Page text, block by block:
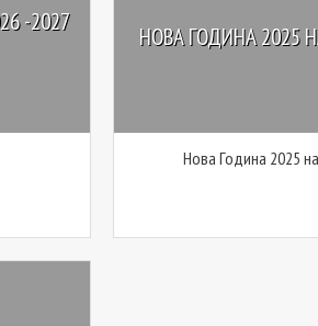
-2027 НОВА ГОДИНА 2025
Нова Година 2025